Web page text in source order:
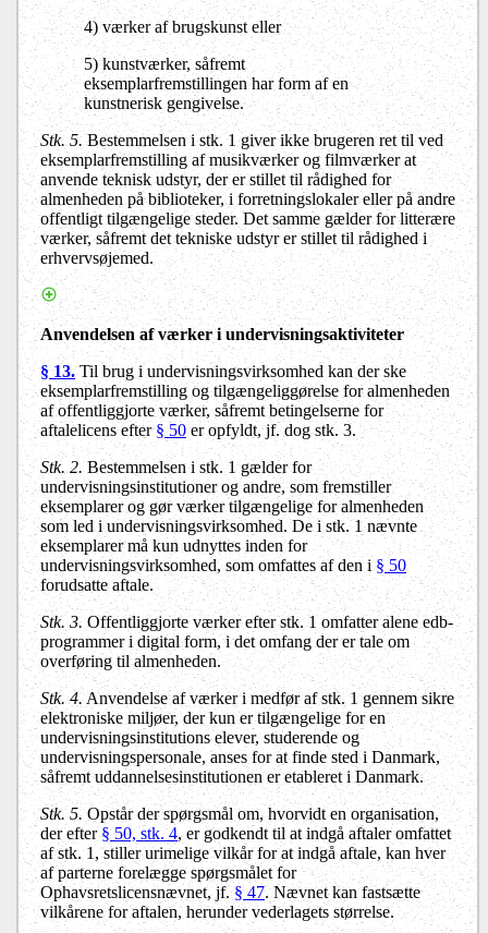
4) værker af brugskunst eller
5) kunstværker, såfremt
eksemplarfremstillingen har form af en
kunstnerisk gengivelse.
Stk. 5. Bestemmelsen i stk. 1 giver ikke brugeren ret til ved
eksemplarfremstilling af musikværker og filmværker at
anvende teknisk udstyr, der er stillet til rådighed for
almenheden på biblioteker, i forretningslokaler eller på andre
offentligt tilgængelige steder. Det samme gælder for litterære
værker, såfremt det tekniske udstyr er stillet til rådighed i
erhvervsøjemed.
Anvendelsen af værker i undervisningsaktiviteter
§ 13.Til brug i undervisningsvirksomhed kan der ske
eksemplarfremstilling og tilgængeliggørelse for almenheden
af offentliggjorte værker, såfremt betingelserne for
aftalelicens efter§ 50er opfyldt, jf. dog stk. 3.
Stk. 2. Bestemmelsen i stk. 1 gælder for
undervisningsinstitutioner og andre, som fremstiller
eksemplarer og gør værker tilgængelige for almenheden
som led i undervisningsvirksomhed. De i stk. 1 nævnte
eksemplarer må kun udnyttes inden for
undervisningsvirksomhed, som omfattes af den i § 50
forudsatte aftale.
Stk. 3. Offentliggjorte værker efter stk. 1 omfatter alene edb-
programmer i digital form, i det omfang der er tale om
overføring til almenheden.
Stk. 4.Anvendelse af værker i medfør af stk. 1 gennem sikre
elektroniske miljøer, der kun er tilgængelige for en
undervisningsinstitutions elever, studerende og
undervisningspersonale, anses for at finde sted i Danmark,
såfremt uddannelsesinstitutionen er etableret i Danmark.
Stk. 5. Opstår der spørgsmål om, hvorvidt en organisation,
der efter§ 50, stk. 4, er godkendt til at indgå aftaler omfattet
af stk. 1, stiller urimelige vilkår for at indgå aftale, kan hver
af parterne forelægge spørgsmålet for
Ophavsretslicensnævnet, jf.§ 47. Nævnet kan fastsætte
vilkårene for aftalen, herunder vederlagets størrelse.